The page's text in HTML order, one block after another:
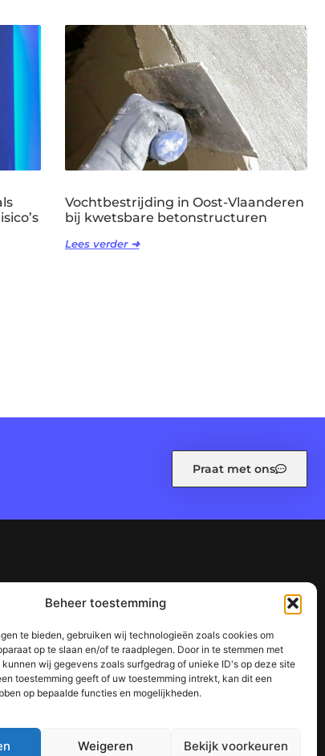
Beheer toestemming
te bieden, gebruiken wij technologieën zoals cookies om
op te slaan en/of te raadplegen. Door in te stemmen met
wij gegevens zoals surfgedrag of unieke ID's op deze site
toestemming geeft of uw toestemming intrekt, kan dit een
op bepaalde functies en mogelijkheden.
Weigeren Bekijk voorkeuren
TOP
Vochtbestrijding in Oost-Vlaanderen
bij kwetsbare betonstructuren
Lees verder ➜
Praat met ons
het jouw website kan laten groeien